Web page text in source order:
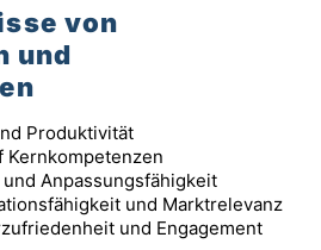
von
und
Produktivität
Kernkompetenzen
Anpassungsfähigkeit
und Marktrelevanz
und Engagement